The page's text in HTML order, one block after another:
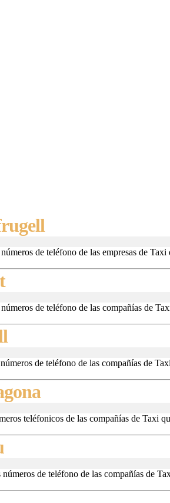
de
Radio
en
de teléfono de las empresas de Taxi
Números
de
Radio
Taxis
en
Cunit
de teléfono de las compañías de
de
Radio
Taxis
en
de teléfono de las compañías de
de
Radio
en
teléfonicos de las compañías de Taxi
de
Radio
de teléfono de las compañías de